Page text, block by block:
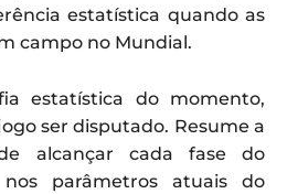
estatística quando as
campo no Mundial.
estatística do momento,
ser disputado. Resume a
alcançar cada fase do
parâmetros atuais do